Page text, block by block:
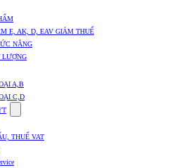
TBYT
E, AK, D, EAV GIẢM THUẾ
NĂNG
LƯỢNG
A,B
C,D
submenu
Kinh
THUẾ VAT